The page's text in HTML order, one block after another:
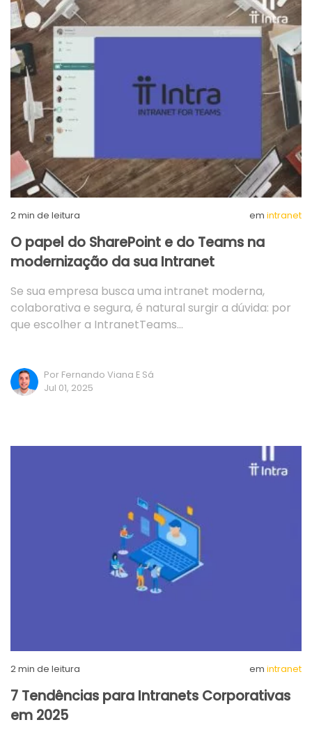
2min de leitura em intranet
O papel do SharePoint e do Teams na
modernização da sua Intranet
Se sua empresa busca uma intranet moderna,
colaborativa e segura, é natural surgir a dúvida: por
que escolher a IntranetTeams…
Por Fernando Viana E Sá
Jul 01, 2025
2min de leitura em intranet
7 Tendências para Intranets Corporativas
em 2025